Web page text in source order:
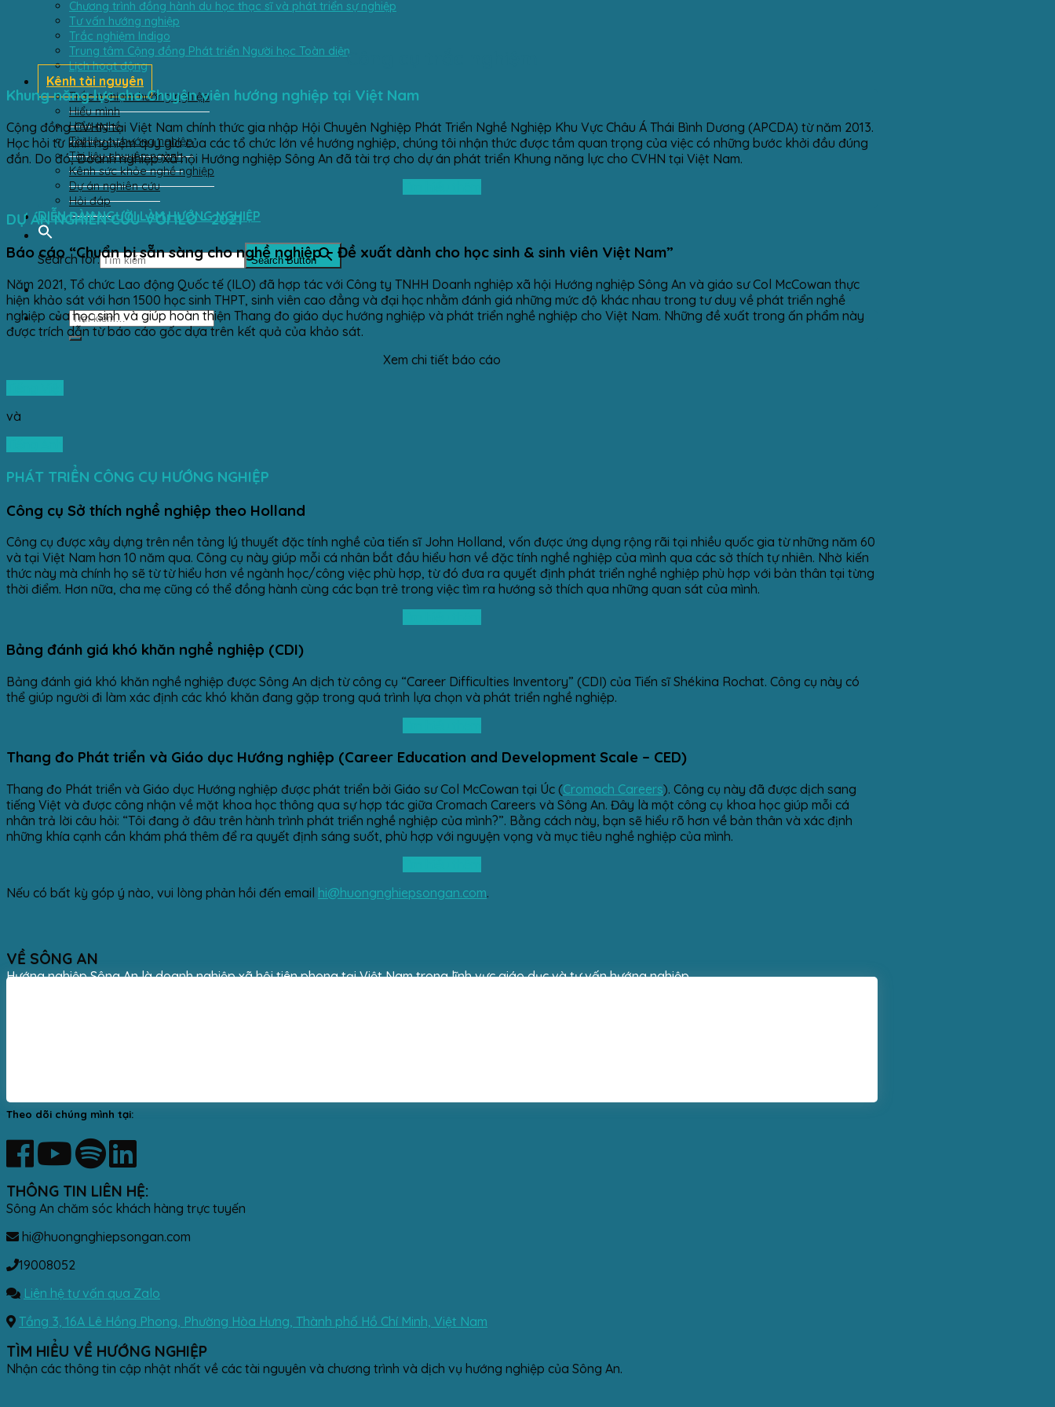
Chương trình đồng hành du học thạc sĩ và phát triển sự nghiệp
Tư vấn hướng nghiệp
Trắc nghiệm Indigo
Trung tâm Cộng đồng Phát triển Người học Toàn diện
Lịch hoạt động
Kênh tài nguyên
Trắc nghiệm hướng nghiệp
Hiểu mình
Hiểu nghề
Tài liệu tự hướng nghiệp
Tài liệu chuyên ngành
Kênh sức khỏe nghề nghiệp
Dự án nghiên cứu
Hỏi đáp
DIỄN ĐÀN NGƯỜI LÀM HƯỚNG NGHIỆP
Search for: Search Button
Công cụ trắc nghiệm
Khung năng lực cho Chuyên viên hướng nghiệp tại Việt Nam
Cộng đồng CVHN tại Việt Nam chính thức gia nhập Hội Chuyên Nghiệp Phát Triển Nghề Nghiệp Khu Vực Châu Á Thái Bình Dương (APCDA) từ năm 2013.
Học hỏi từ kinh nghiệm quý giá của các tổ chức lớn về hướng nghiệp, chúng tôi nhận thức được tầm quan trọng của việc có những bước khởi đầu đúng
đắn. Do đó, Doanh nghiệp Xã hội Hướng nghiệp Sông An đã tài trợ cho dự án phát triển Khung năng lực cho CVHN tại Việt Nam.
DỰ ÁN NGHIÊN CỨU VỚI ILO - 2021
Báo cáo “Chuẩn bị sẵn sàng cho nghề nghiệp – Đề xuất dành cho học sinh & sinh viên Việt Nam”
Năm 2021, Tổ chức Lao động Quốc tế (ILO) đã hợp tác với Công ty TNHH Doanh nghiệp xã hội Hướng nghiệp Sông An và giáo sư Col McCowan thực
hiện khảo sát với hơn 1500 học sinh THPT, sinh viên cao đẳng và đại học nhằm đánh giá những mức độ khác nhau trong tư duy về phát triển nghề
nghiệp của học sinh và giúp hoàn thiện Thang đo giáo dục hướng nghiệp và phát triển nghề nghiệp cho Việt Nam. Những đề xuất trong ấn phẩm này
được trích dẫn từ báo cáo gốc dựa trên kết quả của khảo sát.
Xem chi tiết báo cáo
và
PHÁT TRIỂN CÔNG CỤ HƯỚNG NGHIỆP
Công cụ Sở thích nghề nghiệp theo Holland
Công cụ được xây dựng trên nền tảng lý thuyết đặc tính nghề của tiến sĩ John Holland, vốn được ứng dụng rộng rãi tại nhiều quốc gia từ những năm 60
và tại Việt Nam hơn 10 năm qua. Công cụ này giúp mỗi cá nhân bắt đầu hiểu hơn về đặc tính nghề nghiệp của mình qua các sở thích tự nhiên. Nhờ kiến
thức này mà chính họ sẽ từ từ hiểu hơn về ngành học/công việc phù hợp, từ đó đưa ra quyết định phát triển nghề nghiệp phù hợp với bản thân tại từng
thời điểm. Hơn nữa, cha mẹ cũng có thể đồng hành cùng các bạn trẻ trong việc tìm ra hướng sở thích qua những quan sát của mình.
Bảng đánh giá khó khăn nghề nghiệp (CDI)
Bảng đánh giá khó khăn nghề nghiệp được Sông An dịch từ công cụ “Career Difficulties Inventory” (CDI) của Tiến sĩ Shékina Rochat. Công cụ này có
thể giúp người đi làm xác định các khó khăn đang gặp trong quá trình lựa chọn và phát triển nghề nghiệp.
Thang đo Phát triển và Giáo dục Hướng nghiệp (Career Education and Development Scale – CED)
Thang đo Phát triển và Giáo dục Hướng nghiệp được phát triển bởi Giáo sư Col McCowan tại Úc (Cromach Careers). Công cụ này đã được dịch sang
tiếng Việt và được công nhận về mặt khoa học thông qua sự hợp tác giữa Cromach Careers và Sông An. Đây là một công cụ khoa học giúp mỗi cá
nhân trả lời câu hỏi: “Tôi đang ở đâu trên hành trình phát triển nghề nghiệp của mình?”. Bằng cách này, bạn sẽ hiểu rõ hơn về bản thân và xác định
những khía cạnh cần khám phá thêm để ra quyết định sáng suốt, phù hợp với nguyện vọng và mục tiêu nghề nghiệp của mình.
Nếu có bất kỳ góp ý nào, vui lòng phản hồi đến email hi@huongnghiepsongan.com.
VỀ SÔNG AN
Hướng nghiệp Sông An là doanh nghiệp xã hội tiên phong tại Việt Nam trong lĩnh vực giáo dục và tư vấn hướng nghiệp.
Theo dõi chúng mình tại:
THÔNG TIN LIÊN HỆ:
Sông An chăm sóc khách hàng trực tuyến
hi@huongnghiepsongan.com
19008052
Liên hệ tư vấn qua Zalo
Tầng 3, 16A Lê Hồng Phong, Phường Hòa Hưng, Thành phố Hồ Chí Minh, Việt Nam
TÌM HIỂU VỀ HƯỚNG NGHIỆP
Nhận các thông tin cập nhật nhất về các tài nguyên và chương trình và dịch vụ hướng nghiệp của Sông An.